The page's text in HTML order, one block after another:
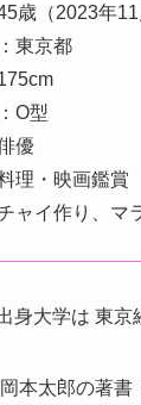
歳（2023年11
東京都
O型
優
理・映画鑑賞
ャイ作り、マ
身大学は 東京
本太郎の著書